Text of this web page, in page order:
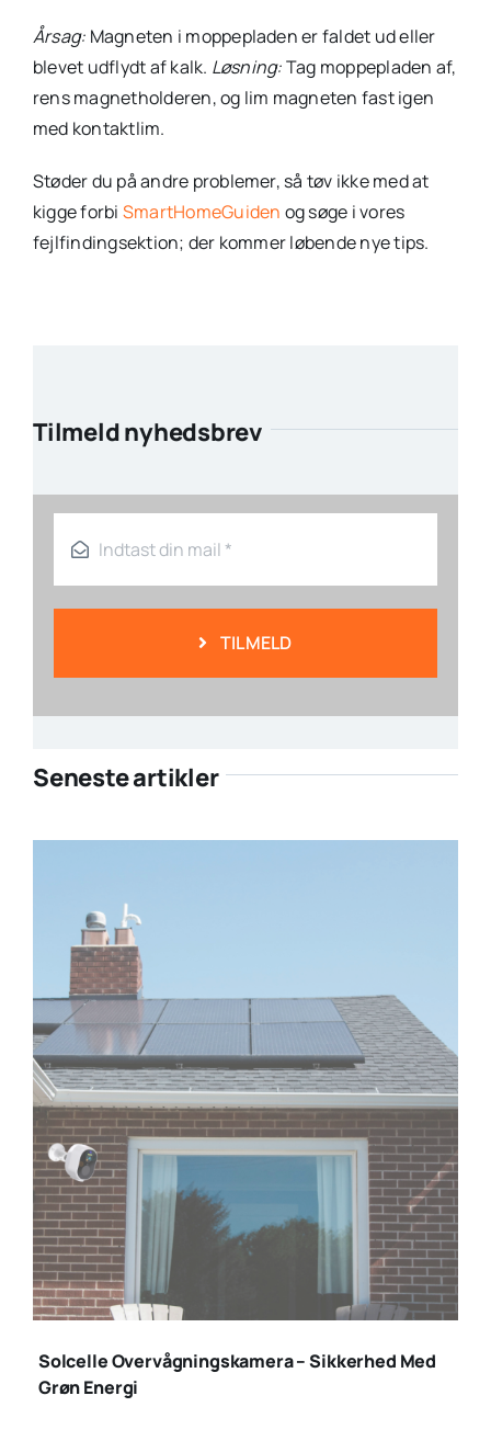
Årsag: Magneten i moppepladen er faldet ud eller
blevet udflydt af kalk. Løsning:Tag moppepladen af,
rens magnetholderen, og lim magneten fast igen
med kontaktlim.
Støder du på andre problemer, så tøv ikke med at
kigge forbi SmartHomeGuiden og søge i vores
fejlfindingsektion; der kommer løbende nye tips.
Tilmeld nyhedsbrev
TILMELD
Seneste artikler
solcelle
(1)
Solcelle Overvågningskamera – Sikkerhed Med
Grøn Energi